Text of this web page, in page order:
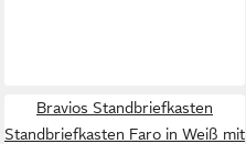
Bravios Standbriefkasten
Standbriefkasten Faro in Weiß mit